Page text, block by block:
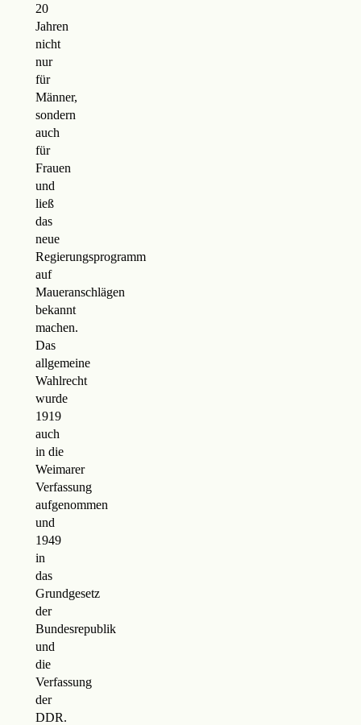
20
Jahren
nicht
nur
für
Männer,
sondern
auch
für
Frauen
und
ließ
das
neue
Regierungsprogramm
auf
Maueranschlägen
bekannt
machen.
Das
allgemeine
Wahlrecht
wurde
1919
auch
in die
Weimarer
Verfassung
aufgenommen
und
1949
in
das
Grundgesetz
der
Bundesrepublik
und
die
Verfassung
der
DDR.